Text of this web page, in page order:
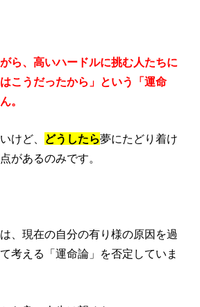
ら、高いハードルに挑む人たちに
こうだったから」という「運命
。
けど、 どうしたら夢にたどり着け
があるのみです。
、現在の自分の有り様の原因を過
考える「運命論」を否定していま